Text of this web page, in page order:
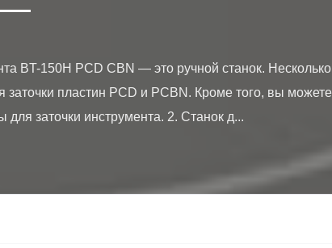
пластин PCD и PCBN. Кроме того, вы можете
заточки инструмента. 2. Станок д...